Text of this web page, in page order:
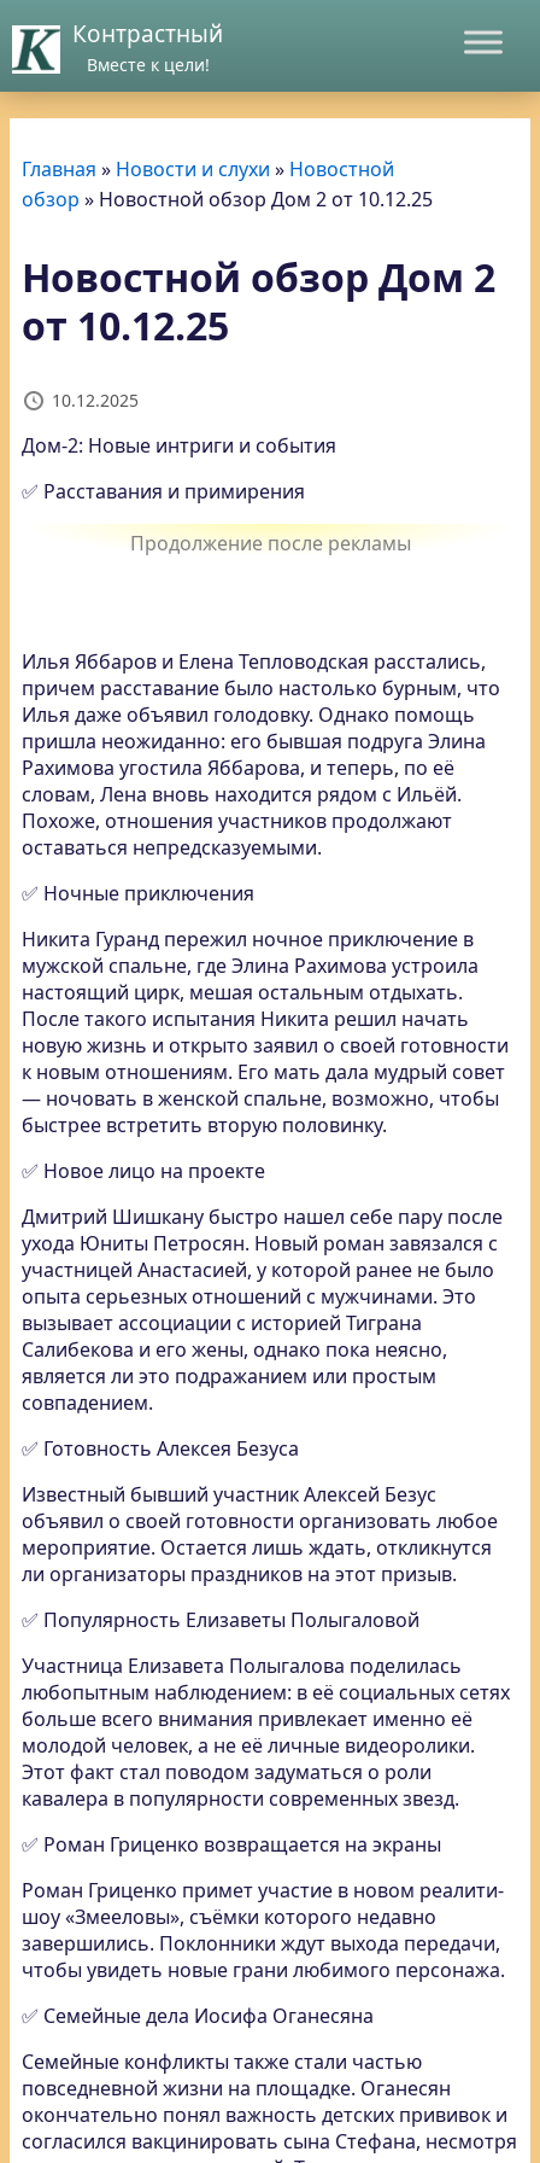
Контрастный
Вместе к цели!
Главная » Новости и слухи » Новостной
обзор » Новостной обзор Дом 2 от 10.12.25
Новостной обзор Дом 2
от 10.12.25
10.12.2025
Дом-2: Новые интриги и события
✅ Расставания и примирения
Илья Яббаров и Елена Тепловодская расстались,
причем расставание было настолько бурным, что
Илья даже объявил голодовку. Однако помощь
пришла неожиданно: его бывшая подруга Элина
Рахимова угостила Яббарова, и теперь, по её
словам, Лена вновь находится рядом с Ильёй.
Похоже, отношения участников продолжают
оставаться непредсказуемыми.
✅ Ночные приключения
Никита Гуранд пережил ночное приключение в
мужской спальне, где Элина Рахимова устроила
настоящий цирк, мешая остальным отдыхать.
После такого испытания Никита решил начать
новую жизнь и открыто заявил о своей готовности
к новым отношениям. Его мать дала мудрый совет
— ночовать в женской спальне, возможно, чтобы
быстрее встретить вторую половинку.
✅ Новое лицо на проекте
Дмитрий Шишкану быстро нашел себе пару после
ухода Юниты Петросян. Новый роман завязался с
участницей Анастасией, у которой ранее не было
опыта серьезных отношений с мужчинами. Это
вызывает ассоциации с историей Тиграна
Салибекова и его жены, однако пока неясно,
является ли это подражанием или простым
совпадением.
✅ Готовность Алексея Безуса
Известный бывший участник Алексей Безус
объявил о своей готовности организовать любое
мероприятие. Остается лишь ждать, откликнутся
ли организаторы праздников на этот призыв.
✅ Популярность Елизаветы Полыгаловой
Участница Елизавета Полыгалова поделилась
любопытным наблюдением: в её социальных сетях
больше всего внимания привлекает именно её
молодой человек, а не её личные видеоролики.
Этот факт стал поводом задуматься о роли
кавалера в популярности современных звезд.
✅ Роман Гриценко возвращается на экраны
Роман Гриценко примет участие в новом реалити-
шоу «Змееловы», съёмки которого недавно
завершились. Поклонники ждут выхода передачи,
чтобы увидеть новые грани любимого персонажа.
✅ Семейные дела Иосифа Оганесяна
Семейные конфликты также стали частью
повседневной жизни на площадке. Оганесян
окончательно понял важность детских прививок и
согласился вакцинировать сына Стефана, несмотря